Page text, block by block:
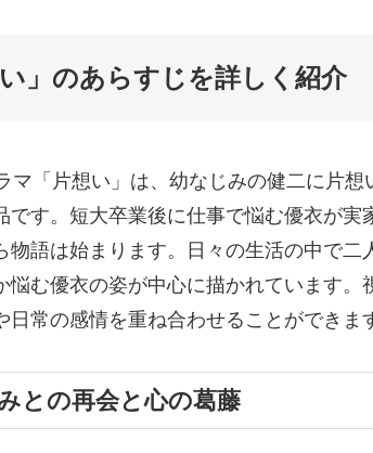
い」のあらすじを詳しく紹介
マ「片想い」は、幼なじみの健二に片
です。短大卒業後に仕事で悩む優衣が
物語は始まります。日々の生活の中で
悩む優衣の姿が中心に描かれています
日常の感情を重ね合わせることができま
との再会と心の葛藤